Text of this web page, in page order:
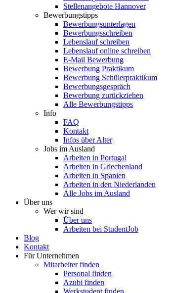
Stellenangebote Hannover
Bewerbungstipps
Bewerbungsunterlagen
Bewerbungsschreiben
Lebenslauf schreiben
Lebenslauf online schreiben
E-Mail Bewerbung
Bewerbung Praktikum
Bewerbung Schülerpraktikum
Bewerbungsgespräch
Bewerbung zurückziehen
Alle Bewerbungstipps
Info
FAQ
Kontakt
Infos über Alter
Jobs im Ausland
Arbeiten in Portugal
Arbeiten in Griechenland
Arbeiten in Spanien
Arbeiten in den Niederlanden
Alle Jobs im Ausland
Über uns
Wer wir sind
Über uns
Arbeiten bei StudentJob
Blog
Kontakt
Für Unternehmen
Mitarbeiter finden
Personal finden
Azubi finden
Werkstudent finden